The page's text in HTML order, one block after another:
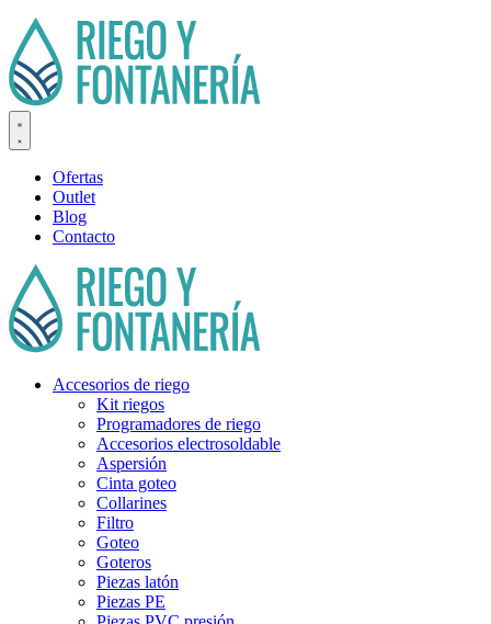
Ofertas
Outlet
Blog
Contacto
Accesorios de riego
Kit riegos
Programadores de riego
Accesorios electrosoldable
Aspersión
Cinta goteo
Collarines
Filtro
Goteo
Goteros
Piezas latón
Piezas PE